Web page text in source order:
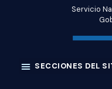
Servicio